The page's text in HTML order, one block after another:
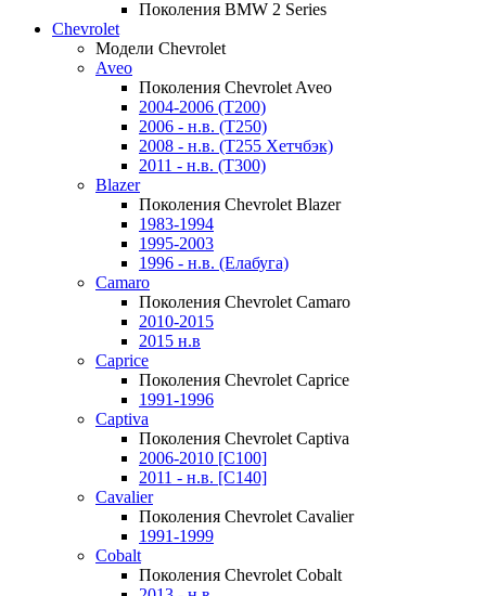
Поколения BMW 2 Series
Chevrolet
Модели Chevrolet
Aveo
Поколения Chevrolet Aveo
2004-2006 (T200)
2006 - н.в. (T250)
2008 - н.в. (T255 Хетчбэк)
2011 - н.в. (Т300)
Blazer
Поколения Chevrolet Blazer
1983-1994
1995-2003
1996 - н.в. (Елабуга)
Camaro
Поколения Chevrolet Camaro
2010-2015
2015 н.в
Caprice
Поколения Chevrolet Caprice
1991-1996
Captiva
Поколения Chevrolet Captiva
2006-2010 [C100]
2011 - н.в. [C140]
Cavalier
Поколения Chevrolet Cavalier
1991-1999
Cobalt
Поколения Chevrolet Cobalt